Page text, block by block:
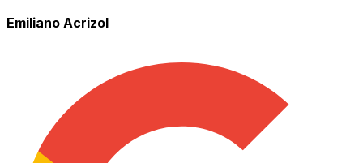
Emiliano Acrizol